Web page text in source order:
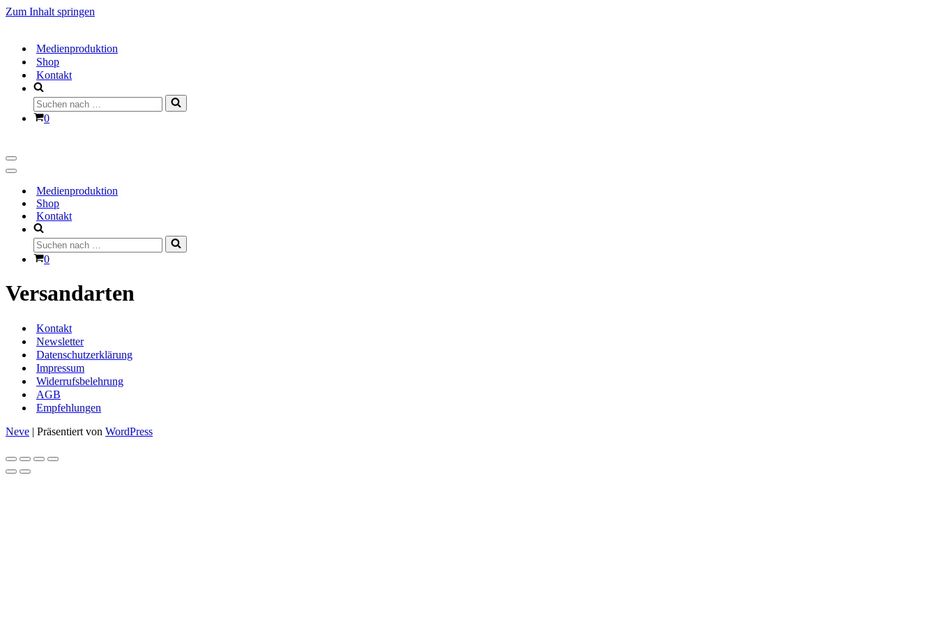
Zum Inhalt springen
Medienproduktion
Shop
Kontakt
Suchen
nach …
Warenkorb
0
Navigations-
Menü
Navigations-
Medienproduktion
Shop
Kontakt
Suchen
nach …
Warenkorb
0
Versandarten
Kontakt
Newsletter
Datenschutzerklärung
Impressum
Widerrufsbelehrung
AGB
Empfehlungen
Neve | Präsentiert von WordPress